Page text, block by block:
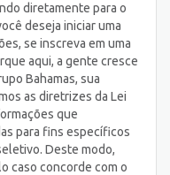
diretamente para o
deseja iniciar uma
se inscreva em uma
aqui, a gente cresce
Bahamas, sua
as diretrizes da Lei
que
para fins específicos
Deste modo,
caso concorde com o